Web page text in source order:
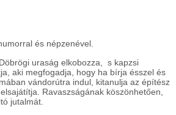
és népzenével.
uraság elkobozza, s kapzsi
aki megfogadja, hogy ha bírja ésszel és
vándorútra indul, kitanulja az építész
Ravaszságának köszönhetően,
jutalmát.